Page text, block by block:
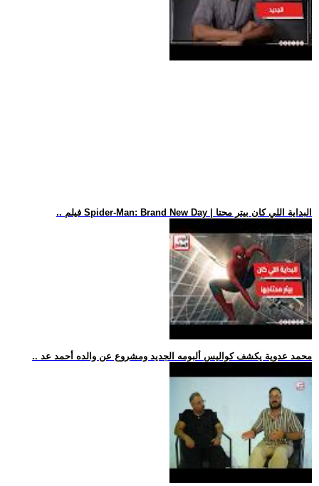
.. فيلم Spider-Man: Brand New Day | البداية اللي كان بيتر محتا
.. محمد عدوية يكشف كواليس ألبومه الجديد ومشروع عن والده أحمد عد